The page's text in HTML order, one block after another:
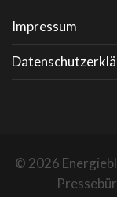
Impressum
© 2026